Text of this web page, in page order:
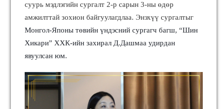
суурь мэдлэгийн сургалт 2-р сарын 3-ны өдөр
амжилттай зохион байгуулагдлаа. Энэхүү сургалтыг
Монгол-Японы төвийн үндэсний сургагч багш, “Шин
Хикари” ХХК-ийн захирал Д.Дашмаа удирдан
явуулсан юм.